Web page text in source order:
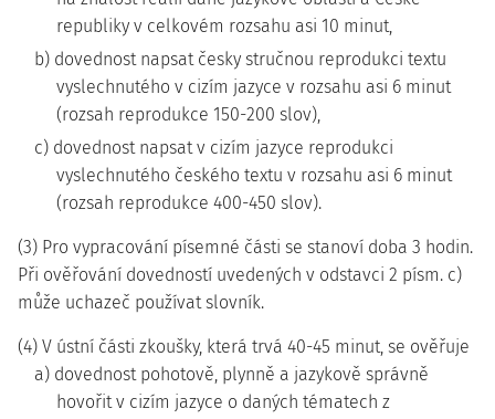
republiky v celkovém rozsahu asi 10 minut,
b) dovednost napsat česky stručnou reprodukci textu
vyslechnutého v cizím jazyce v rozsahu asi 6 minut
(rozsah reprodukce 150-200 slov),
c) dovednost napsat v cizím jazyce reprodukci
vyslechnutého českého textu v rozsahu asi 6 minut
(rozsah reprodukce 400-450 slov).
(3) Pro vypracování písemné části se stanoví doba 3 hodin.
Při ověřování dovedností uvedených v odstavci 2 písm. c)
může uchazeč používat slovník.
(4) V ústní části zkoušky, která trvá 40-45 minut, se ověřuje
a) dovednost pohotově, plynně a jazykově správně
hovořit v cizím jazyce o daných tématech z